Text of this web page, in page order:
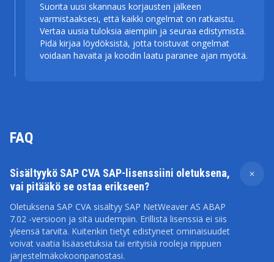
Suorita uusi skannaus korjausten jälkeen
varmistaaksesi, että kaikki ongelmat on ratkaistu.
Vertaa uusia tuloksia aiempiin ja seuraa edistymistä.
Pidä kirjaa löydöksistä, jotta toistuvat ongelmat
voidaan havaita ja koodin laatu paranee ajan myötä.
FAQ
Sisältyykö SAP CVA SAP-lisenssiini oletuksena,
vai pitääkö se ostaa erikseen?
Oletuksena SAP CVA sisältyy SAP NetWeaver AS ABAP
7.02 -versioon ja sitä uudempiin. Erillistä lisenssiä ei siis
yleensä tarvita. Kuitenkin tietyt edistyneet ominaisuudet
voivat vaatia lisäasetuksia tai erityisiä rooleja riippuen
järjestelmäkokoonpanostasi.